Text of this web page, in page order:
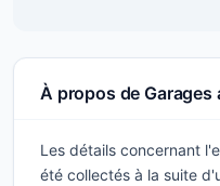
À propos de Garages
Les détails concernant
été collectés à la suite